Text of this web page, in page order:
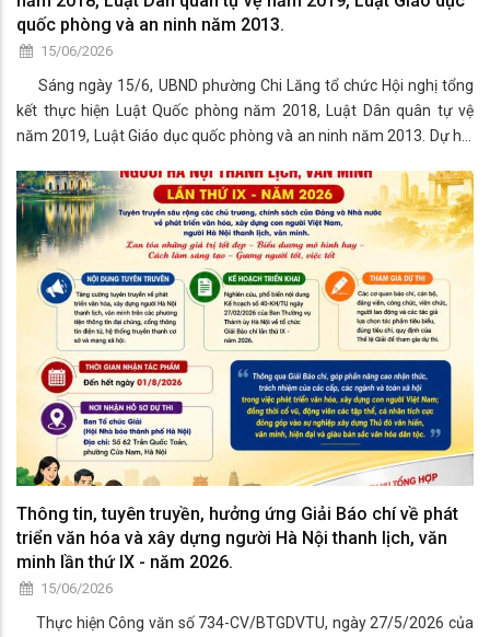
quốc phòng và an ninh năm 2013.
15/06/2026
Sáng ngày 15/6, UBND phường Chi Lăng tổ chức Hội nghị tổng
kết thực hiện Luật Quốc phòng năm 2018, Luật Dân quân tự vệ
năm 2019, Luật Giáo dục quốc phòng và an ninh năm 2013. Dự hội
phường; đồng chí L
Thông tin, tuyên truyền, hưởng ứng Giải Báo chí về phát
triển văn hóa và xây dựng người Hà Nội thanh lịch, văn
minh lần thứ IX - năm 2026.
15/06/2026
Thực hiện Công văn số 734-CV/BTGDVTU, ngày 27/5/2026 của